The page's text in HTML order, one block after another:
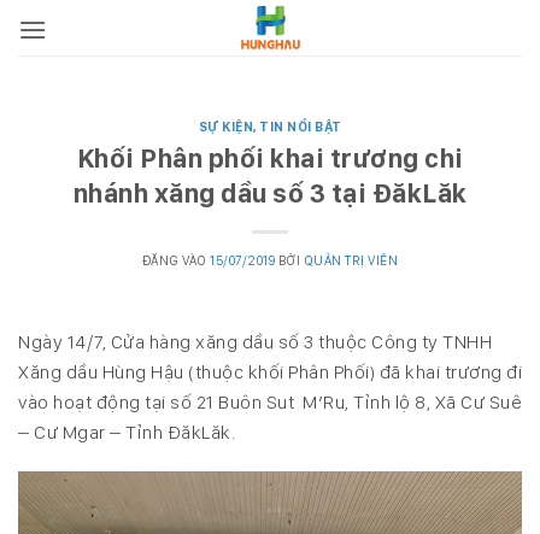
qua
SỰ KIỆN, TIN NỔI BẬT
Khối Phân phối khai trương chi
nhánh xăng dầu số 3 tại ĐăkLăk
ĐĂNG VÀO15/07/2019 BỞI QUẢN TRỊ VIÊN
Ngày 14/7, Cửa hàng xăng dầu số 3 thuộc Công ty TNHH
Xăng dầu Hùng Hậu (thuộc khối Phân Phối) đã khai trương đi
vào hoạt động tại số 21 Buôn Sut M’Ru, Tỉnh lộ 8, Xã Cư Suê
– Cư Mgar – Tỉnh ĐăkLăk.